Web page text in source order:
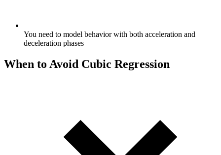
You need to model behavior with both acceleration and
deceleration phases
When to Avoid Cubic Regression